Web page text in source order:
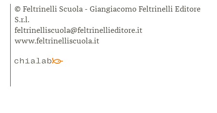
© Feltrinelli Scuola - Giangiacomo Feltrinelli Editore
S.r.l.
feltrinelliscuola@feltrinellieditore.it
www.feltrinelliscuola.it